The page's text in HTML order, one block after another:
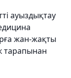
ауыздықтау
жан-жақты
тарапынан